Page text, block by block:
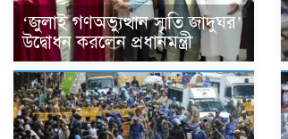
‘জুলাই গণঅভ্যুত্থান স্মৃতি জাদুঘর’
উদ্বোধন করলেন প্রধানমন্ত্রী